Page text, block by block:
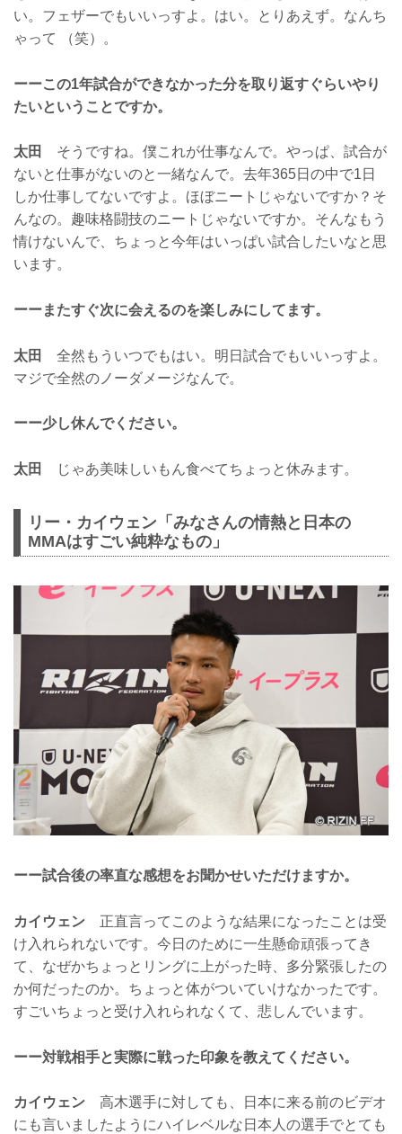
い。フェザーでもいいっすよ。はい。とりあえず。なんち
ゃって （笑）。
ーーこの1年試合ができなかった分を取り返すぐらいやり
たいということですか。
太田
そうですね。僕これが仕事なんで。やっぱ、試合が
ないと仕事がないのと一緒なんで。去年365日の中で1日
しか仕事してないですよ。ほぼニートじゃないですか？そ
んなの。趣味格闘技のニートじゃないですか。そんなもう
情けないんで、ちょっと今年はいっぱい試合したいなと思
います。
ーーまたすぐ次に会えるのを楽しみにしてます。
太田
全然もういつでもはい。明日試合でもいいっすよ。
マジで全然のノーダメージなんで。
ーー少し休んでください。
太田 じゃあ美味しいもん食べてちょっと休みます。
リー・カイウェン「みなさんの情熱と日本の
MMAはすごい純粋なもの」
ーー試合後の率直な感想をお聞かせいただけますか。
カイウェン 正直言ってこのような結果になったことは受
け入れられないです。今日のために一生懸命頑張ってき
て、なぜかちょっとリングに上がった時、多分緊張したの
か何だったのか。ちょっと体がついていけなかったです。
すごいちょっと受け入れられなくて、悲しんでいます。
ーー対戦相手と実際に戦った印象を教えてください。
カイウェン 高木選手に対しても、日本に来る前のビデオ
にも言いましたようにハイレベルな日本人の選手でとても